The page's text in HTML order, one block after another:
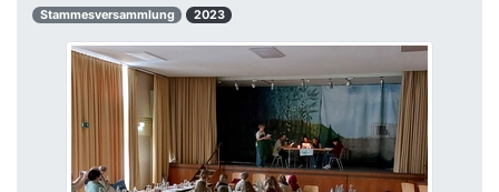
Stammesversammlung 2023